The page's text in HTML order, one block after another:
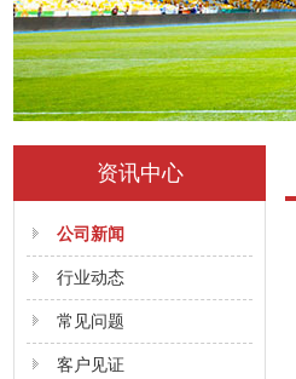
资讯中心
公司新闻
行业动态
常见问题
客户见证